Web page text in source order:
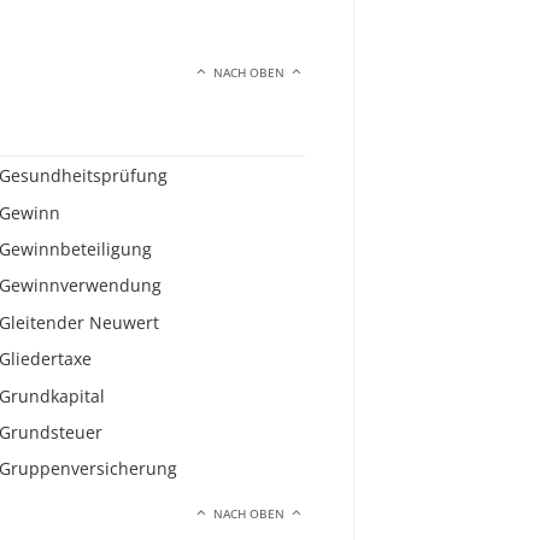
NACH OBEN
Gesundheitsprüfung
Gewinn
Gewinnbeteiligung
Gewinnverwendung
Gleitender Neuwert
Gliedertaxe
Grundkapital
Grundsteuer
Gruppenversicherung
NACH OBEN